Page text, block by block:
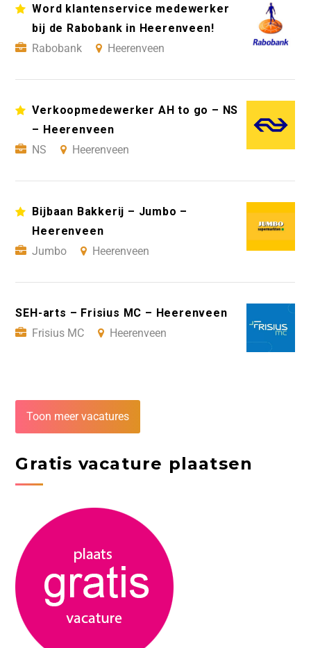
Word klantenservice medewerker
bij de Rabobank in Heerenveen!
Rabobank
Heerenveen
Verkoopmedewerker AH to go – NS
– Heerenveen
NS
Heerenveen
Bijbaan Bakkerij – Jumbo –
Heerenveen
Jumbo
Heerenveen
SEH-arts – Frisius MC – Heerenveen
Frisius MC
Heerenveen
Toon meer vacatures
Gratis vacature plaatsen